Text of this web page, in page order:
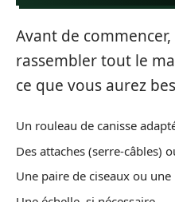
Avant de
rassembler tout le
ce que vous aurez
Un rouleau de canisse
Des attaches (serre-câbles)
Une paire de ciseaux ou